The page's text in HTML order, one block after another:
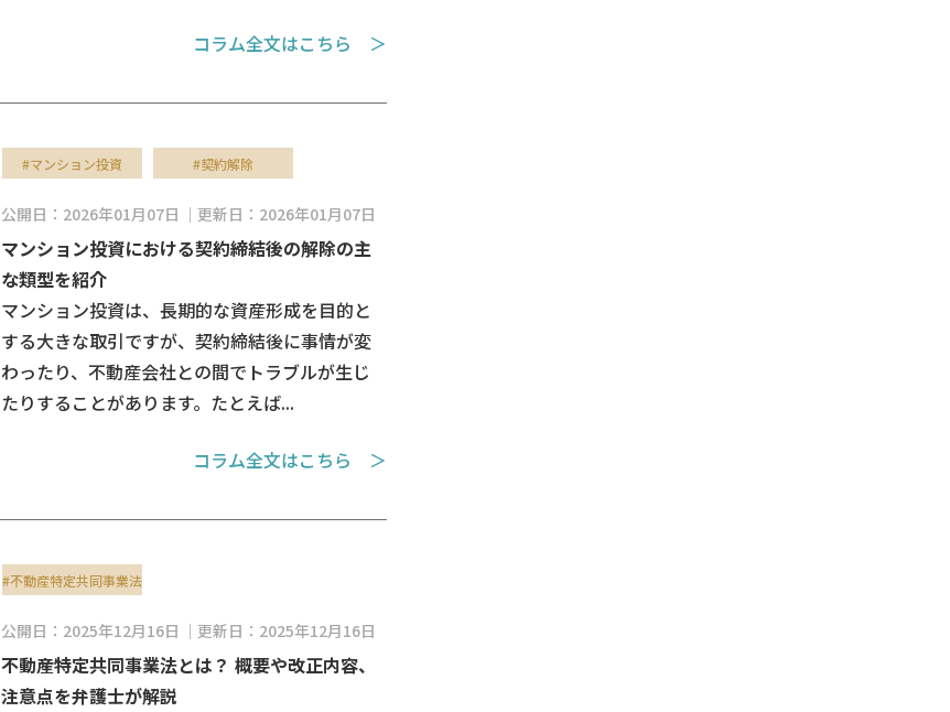
コラム全文はこちら ＞
#マンション投資 #契約解除
公開日：2026年01月07日 更新日：2026年01月07日
マンション投資における契約締結後の解除の主
な類型を紹介
マンション投資は、長期的な資産形成を目的と
する大きな取引ですが、契約締結後に事情が変
わったり、不動産会社との間でトラブルが生じ
たりすることがあります。たとえば...
コラム全文はこちら ＞
#不動産特定共同事業法
公開日：2025年12月16日 更新日：2025年12月16日
不動産特定共同事業法とは？ 概要や改正内容、
注意点を弁護士が解説